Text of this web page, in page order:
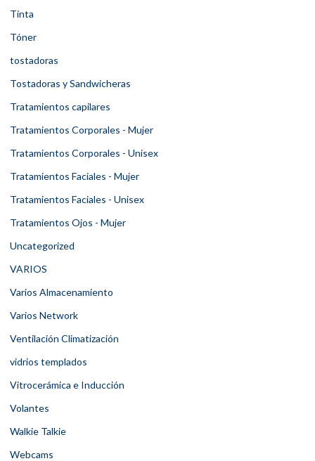
Tinta
Tóner
tostadoras
Tostadoras y Sandwicheras
Tratamientos capilares
Tratamientos Corporales - Mujer
Tratamientos Corporales - Unisex
Tratamientos Faciales - Mujer
Tratamientos Faciales - Unisex
Tratamientos Ojos - Mujer
Uncategorized
VARIOS
Varios Almacenamiento
Varios Network
Ventilación Climatización
vidrios templados
Vitrocerámica e Inducción
Volantes
Walkie Talkie
Webcams